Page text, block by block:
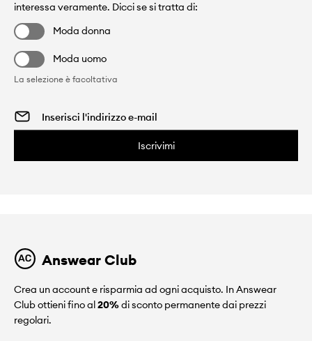
interessa veramente. Dicci se si tratta di:
Moda donna
Moda uomo
La selezione è facoltativa
Iscrivimi
Answear Club
Crea un account e risparmia ad ogni acquisto. In Answear
Club ottieni fino al20%di sconto permanente dai prezzi
regolari.